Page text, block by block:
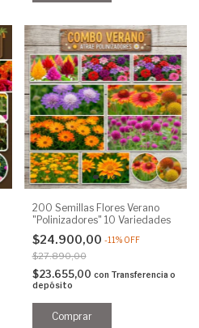
200 Semillas Flores Verano
"Polinizadores" 10 Variedades
$24.900,00 -11% OFF
$27.890,00
$23.655,00 con Transferencia o
depósito